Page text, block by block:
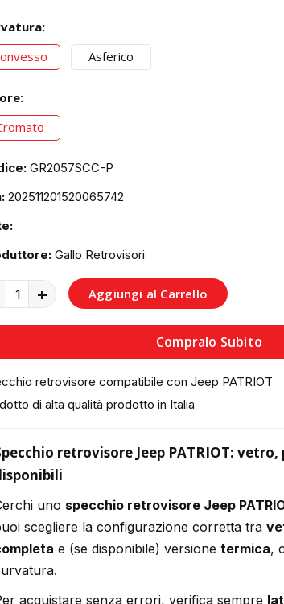
Asferico
GR2057SCC-P
202511201520065742
Gallo Retrovisori
+ Aggiungi al Carrello
Compralo Subito
retrovisore compatibile con Jeep PATRIOT
di alta qualità prodotto in Italia
retrovisore Jeep PATRIOT:
uno specchio retrovisore Jeep
scegliere la configurazione corretta tra
e (se disponibile) versione termica,
acquistare senza errori, verifica sempre